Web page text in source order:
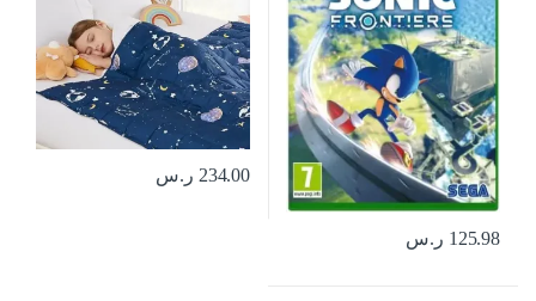
125.98 ر.س
234.00 ر.س